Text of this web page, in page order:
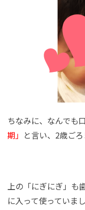
ちなみに、なんでも
期」 と言い、2歳ご
上の「にぎにぎ」も
に入って使っていま